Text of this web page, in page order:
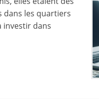
dans les quartiers
investir dans